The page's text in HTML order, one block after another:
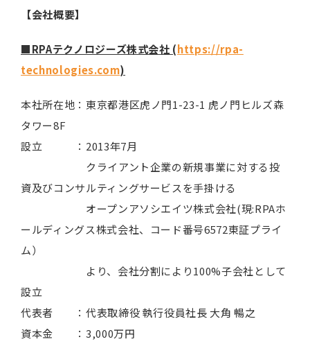
【会社概要】
■RPAテクノロジーズ株式会社 (https://rpa-
technologies.com)
本社所在地：東京都港区虎ノ門1-23-1 虎ノ門ヒルズ森
タワー8F
設立 ：2013年7月
クライアント企業の新規事業に対する投
資及びコンサルティングサービスを手掛ける
オープンアソシエイツ株式会社(現:RPAホ
ールディングス株式会社、コード番号6572東証プライ
ム）
より、会社分割により100%子会社として
設立
代表者 ：代表取締役 執行役員社長 大角 暢之
資本金 ：3,000万円